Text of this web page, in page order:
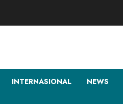
INTERNASIONAL NEWS